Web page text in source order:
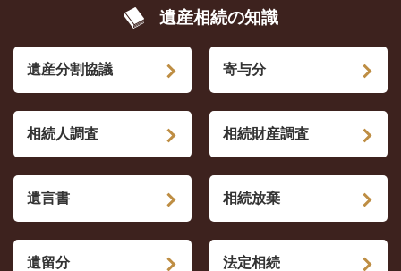
遺産相続の知識
遺産分割協議 寄与分
相続人調査 相続財産調査
遺言書 相続放棄
遺留分 法定相続